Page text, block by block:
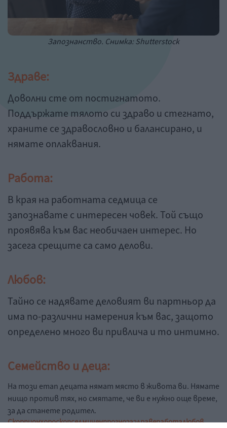
Запознанство. Снимка: Shutterstock
Здраве:
Доволни сте от постигнатото.
Поддържате тялото си здраво и стегнато,
храните се здравословно и балансирано, и
нямате оплаквания.
Работа:
В края на работната седмица се
запознавате с интересен човек. Той също
проявява към вас необичаен интерес. Но
засега срещите са само делови.
Любов:
Тайно се надявате деловият ви партньор да
има по-различни намерения към вас, защото
определено много ви привлича и то интимно.
Семейство и деца:
На този етап децата нямат място в живота ви. Нямате
нищо против тях, но смятате, че ви е нужно още време,
за да станете родител.
Скорпионхороскопседмиченпрогнозаздравеработалюбов